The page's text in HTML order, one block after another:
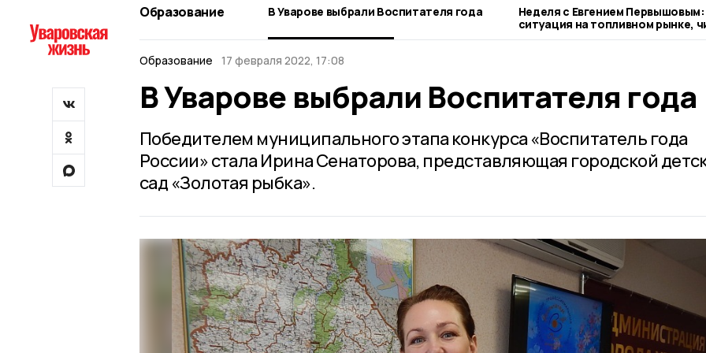
Образование В Уварове выбрали Воспитателя года
Неделя с Евгением Первышовым:
ситуация на топливном рынке,
городе и приоритеты
Образование 17 февраля 2022, 17:08
В Уварове выбрали Воспитателя года
Победителем муниципального этапа конкурса «Воспитатель года
России» стала Ирина Сенаторова, представляющая городской
сад «Золотая рыбка».